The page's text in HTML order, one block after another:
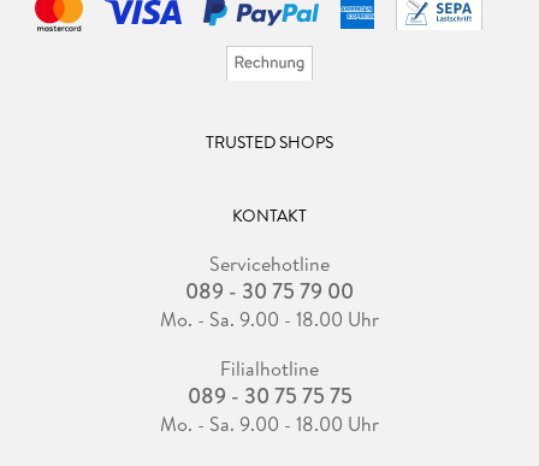
TRUSTED SHOPS
KONTAKT
Servicehotline
089 - 30 75 79 00
Mo. - Sa. 9.00 - 18.00 Uhr
Filialhotline
089 - 30 75 75 75
Mo. - Sa. 9.00 - 18.00 Uhr